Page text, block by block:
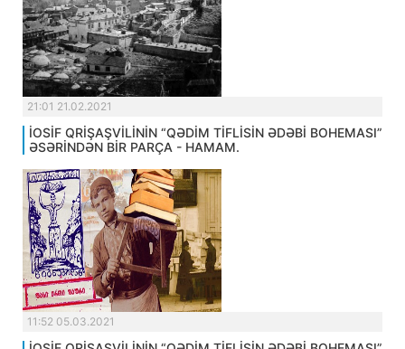
21:01 21.02.2021
İOSİF QRİŞAŞVİLİNİN “QƏDİM TİFLİSİN ƏDƏBİ BOHEMASI”
ƏSƏRİNDƏN BİR PARÇA - HAMAM.
11:52 05.03.2021